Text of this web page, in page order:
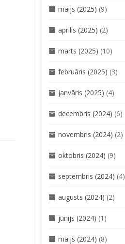
maijs (2025) (9)
aprīlis (2025) (2)
marts (2025) (10)
februāris (2025) (3)
janvāris (2025) (4)
decembris (2024) (6)
novembris (2024) (2)
oktobris (2024) (9)
septembris (2024) (4)
augusts (2024) (2)
jūnijs (2024) (1)
maijs (2024) (8)